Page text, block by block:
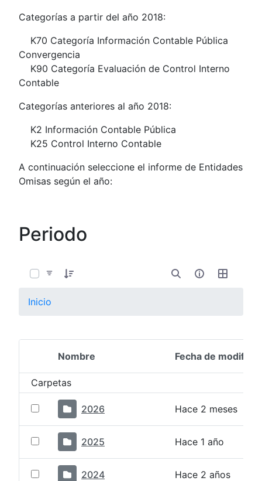
Categorías a partir del año 2018:
K70 Categoría Información Contable Pública
Convergencia
K90 Categoría Evaluación de Control Interno
Contable
Categorías anteriores al año 2018:
K2 Información Contable Pública
K25 Control Interno Contable
A continuación seleccione el informe de Entidades
Omisas según el año:
Periodo
Inicio
Selección del elemento
Nombre Fecha de
Carpetas
2026 Hace 2 meses
2025 Hace 1 año
2024 Hace 2 años